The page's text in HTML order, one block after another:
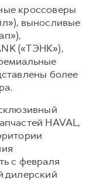
кроссоверы
выносливые
(«ТЭНК»),
более
HAVAL,
с февраля
дилерский